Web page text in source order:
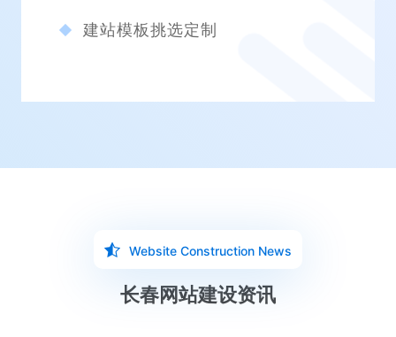
建站模板挑选定制
Website Construction News
长春网站建设资讯